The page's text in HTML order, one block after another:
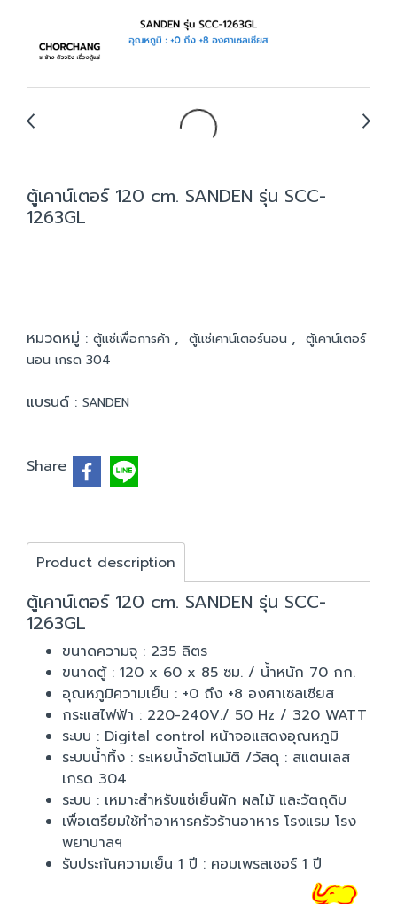
ตู้เคาน์เตอร์ 120 cm. SANDEN รุ่น SCC-
1263GL
หมวดหมู่ : ตู้แช่เพื่อการค้า , ตู้แช่เคาน์เตอร์นอน , ตู้เคาน์เตอร์
นอน เกรด 304
แบรนด์ : SANDEN
Share
Product description
ตู้เคาน์เตอร์ 120 cm. SANDEN รุ่น SCC-
1263GL
ขนาดความจุ : 235 ลิตร
ขนาดตู้ : 120 x 60 x 85 ซม. / น้ำหนัก 70 กก.
อุณหภูมิความเย็น : +0 ถึง +8 องศาเซลเซียส
กระแสไฟฟ้า : 220-240V./ 50 Hz / 320 WATT
ระบบ : Digital control หน้าจอแสดงอุณหภูมิ
ระบบน้ำทิ้ง : ระเหยน้ำอัตโนมัติ /วัสดุ : สแตนเลส
เกรด 304
ระบบ : เหมาะสำหรับแช่เย็นผัก ผลไม้ และวัตถุดิบ
เพื่อเตรียมใช้ทำอาหารครัวร้านอาหาร โรงแรม โรง
พยาบาลฯ
รับประกันความเย็น 1 ปี : คอมเพรสเซอร์ 1 ปี